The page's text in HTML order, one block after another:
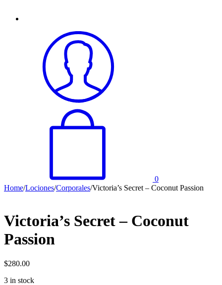
0
Home/Lociones/Corporales/Victoria’s Secret – Coconut Passion
Victoria’s Secret – Coconut
Passion
$280.00
3 in stock